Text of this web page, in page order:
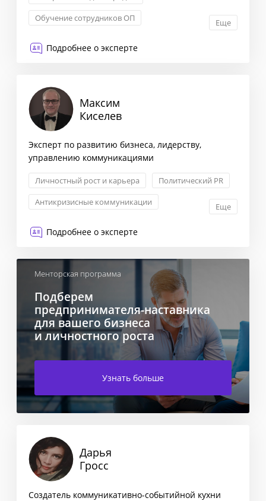
Обучение сотрудников ОП
Еще
Подробнее о эксперте
Максим
Киселев
Эксперт по развитию бизнеса, лидерству,
управлению коммуникациями
Личностный рост и карьера
Политический PR
Антикризисные коммуникации
Еще
Подробнее о эксперте
Менторская программа
Подберем
предпринимателя-наставника
для вашего бизнеса
и личностного роста
Узнать больше
Дарья
Гросс
Создатель коммуникативно-событийной кухни